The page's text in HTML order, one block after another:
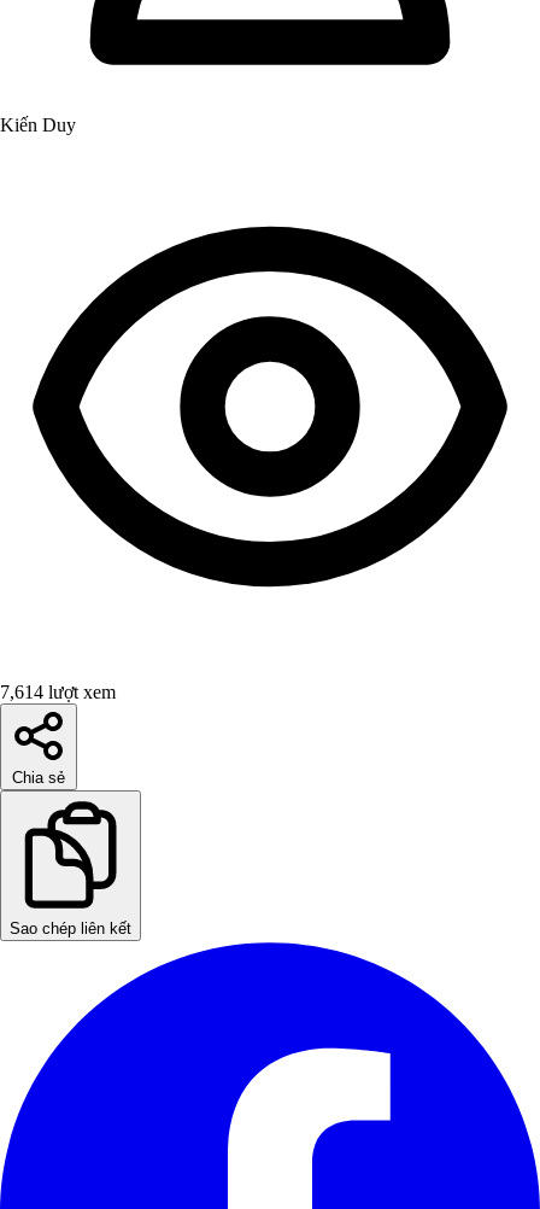
Kiến Duy
7,614 lượt xem
Chia sẻ
Sao chép liên kết